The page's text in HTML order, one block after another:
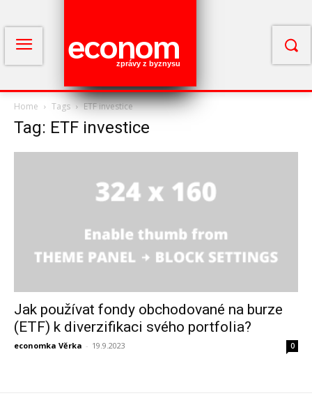
econom
zprávy z byznysu
Home Tags ETF investice
Tag: ETF investice
Jak používat fondy obchodované na burze
(ETF) k diverzifikaci svého portfolia?
economka Věrka - 19.9.2023 0